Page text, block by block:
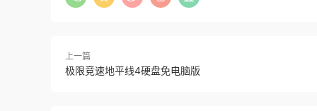
上一篇
极限竞速地平线4硬盘免电脑版